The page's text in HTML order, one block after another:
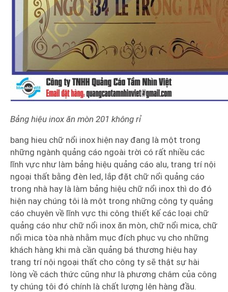
Bảng hiệu inox ăn mòn 201 không rỉ
bang hieu chữ nổi inox hiện nay đang là một trong
những ngành quảng cáo ngoài trời có rất nhiều các
lĩnh vực như làm bảng hiệu quảng cáo alu, trang trí nội
ngoại thất bằng đèn led, lắp đặt chữ nổi quảng cáo
trong nhà hay là làm bảng hiệu chữ nổi inox thì do đó
hiện nay chúng tôi là một trong những công ty quảng
cáo chuyên về lĩnh vực thi công thiết kế các loại chữ
quảng cáo như chữ nổi inox ăn mòn, chữ nổi mica, chữ
nổi mica tòa nhà nhằm mục đích phục vụ cho những
khách hàng khi mà cần quảng bá thương hiệu hay
trang trí nội ngoại thất cho công ty sẽ thật sự hài
lòng về cách thức cũng như là phương châm của công
ty chúng tôi đó chính là chất lượng lên hàng đầu.